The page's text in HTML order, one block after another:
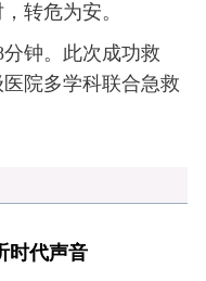
转危为安。
钟。此次成功救
院多学科联合急救
时代声音